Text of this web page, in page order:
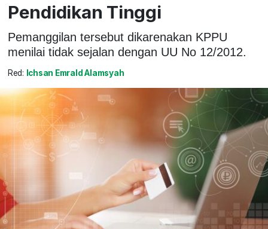
Pendidikan Tinggi
Pemanggilan tersebut dikarenakan KPPU
menilai tidak sejalan dengan UU No 12/2012.
Red: Ichsan Emrald Alamsyah